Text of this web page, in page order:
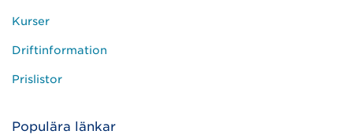
Kurser
Driftinformation
Prislistor
Populära länkar